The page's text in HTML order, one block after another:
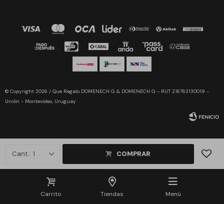
Carrito Tiendas Menú
1 COMPRAR
© Copyright 2026 / Que Regalo DOMENECH G & DOMENECH G - RUT 216763130019 -
Unión - Montevideo, Uruguay